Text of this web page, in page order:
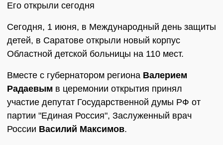
Его открыли сегодня
Сегодня, 1 июня, в Международный день защиты
детей, в Саратове открыли новый корпус
Областной детской больницы на 110 мест.
Вместе с губернатором региона Валерием
Радаевым в церемонии открытия принял
участие депутат Государственной думы РФ от
партии "Единая Россия", Заслуженный врач
России Василий Максимов.